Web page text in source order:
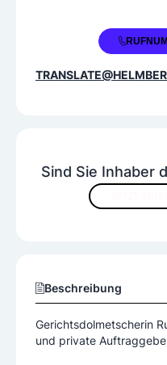
Sind Sie Inhaber
Beschreibung
Gerichtsdolmetscherin
und private
+43 1 5455775